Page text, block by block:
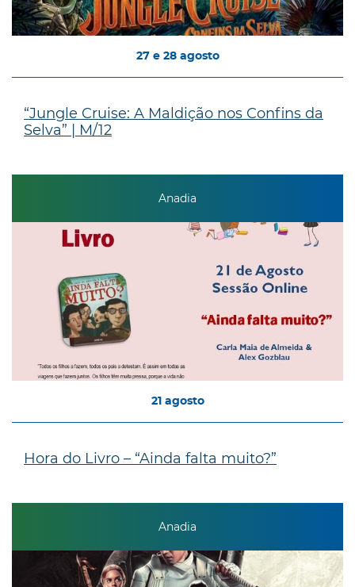
27 e 28 agosto
“Jungle Cruise: A Maldição nos Confins da
Selva” | M/12
Anadia
21 agosto
Hora do Livro – “Ainda falta muito?”
Anadia